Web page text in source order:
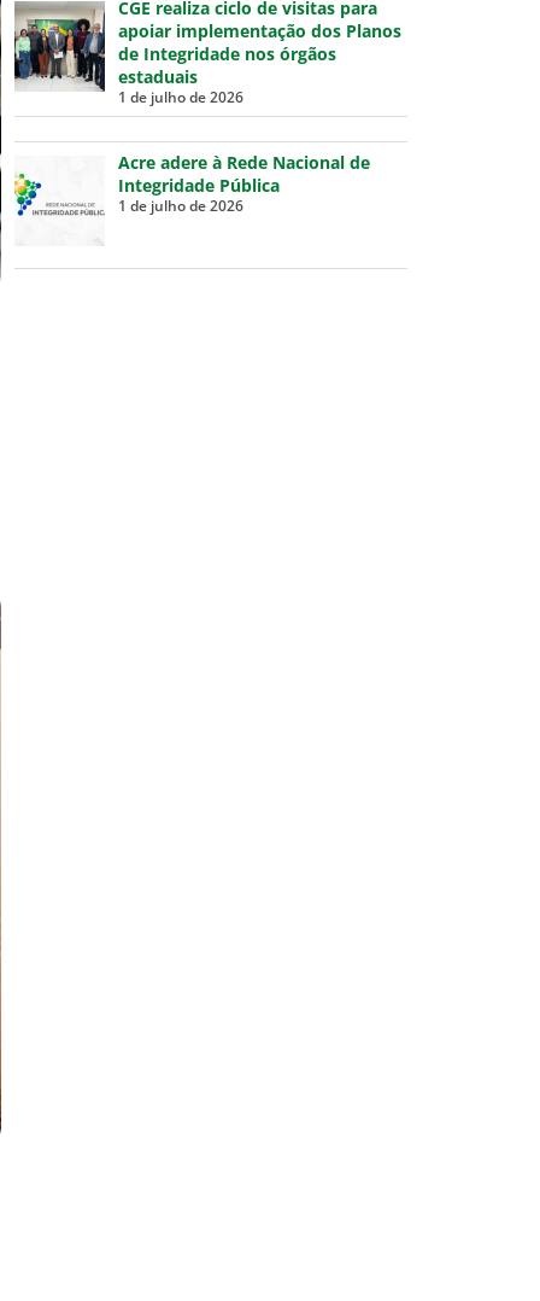
CGE realiza ciclo de visitas para
apoiar implementação dos Planos
de Integridade nos órgãos
estaduais
1 de julho de 2026
Acre adere à Rede Nacional de
Integridade Pública
1 de julho de 2026